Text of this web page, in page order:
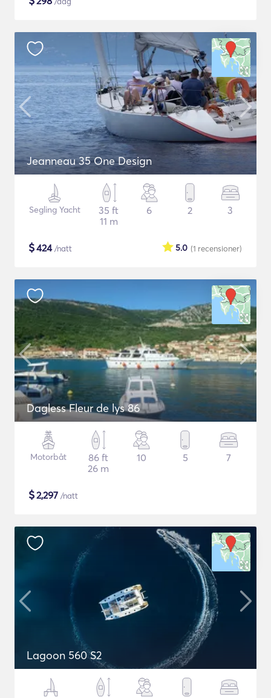
Jeanneau 35 One Design
Segling Yacht
35 ft
11 m
6 2 3
$424/natt (1 recensioner)
5.0
Dagless Fleur de lys 86
Motorbåt
86 ft
26 m
10 5 7
$2,297 /natt
Lagoon 560 S2